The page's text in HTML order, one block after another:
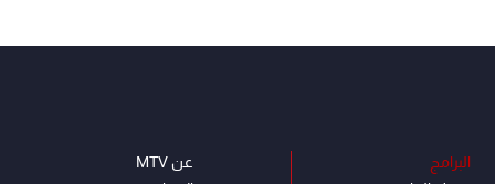
البرامج
عن MTV